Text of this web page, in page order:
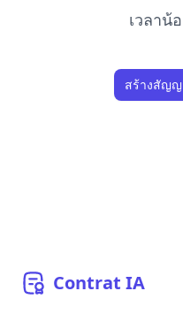
เวลาน้
สร้างสัญ
Contrat IA